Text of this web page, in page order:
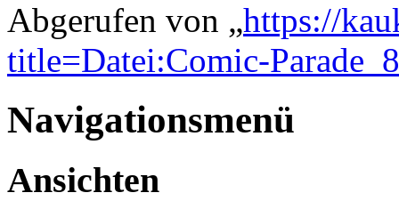
Abgerufen von „https://
title=Datei:Comic-
Navigationsmenü
Ansichten